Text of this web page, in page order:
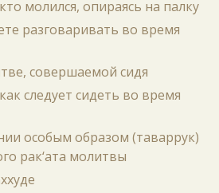
молился, опираясь на палку
разговаривать во время
совершаемой сидя
следует сидеть во время
особым образом (таваррук)
рак‘ата молитвы